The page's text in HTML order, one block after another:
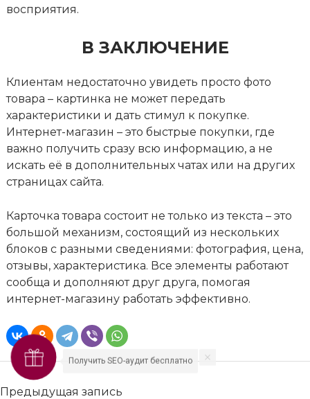
восприятия.
В ЗАКЛЮЧЕНИЕ
Клиентам недостаточно увидеть просто фото
товара – картинка не может передать
характеристики и дать стимул к покупке.
Интернет-магазин – это быстрые покупки, где
важно получить сразу всю информацию, а не
искать её в дополнительных чатах или на других
страницах сайта.
Карточка товара состоит не только из текста – это
большой механизм, состоящий из нескольких
блоков с разными сведениями: фотография, цена,
отзывы, характеристика. Все элементы работают
сообща и дополняют друг друга, помогая
интернет-магазину работать эффективно.
Предыдущая запись
Получить SEO-аудит бесплатно